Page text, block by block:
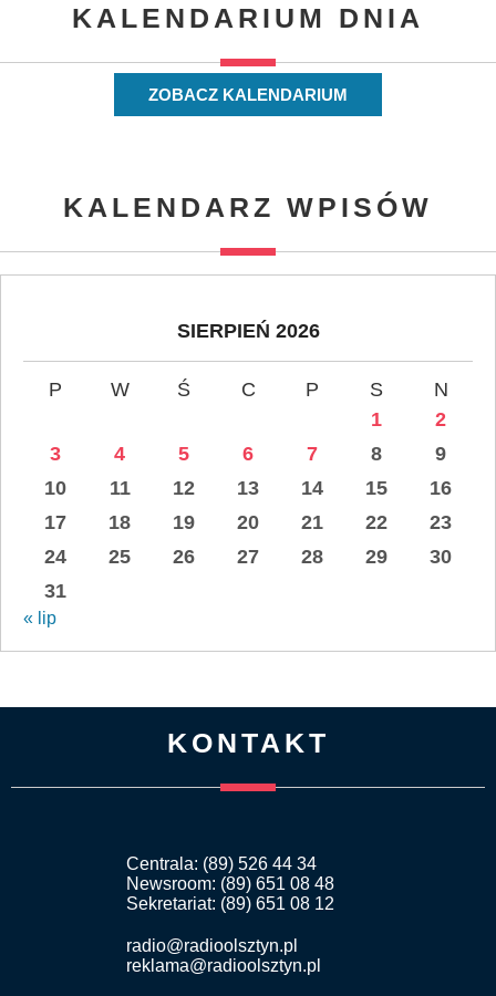
KALENDARIUM DNIA
ZOBACZ KALENDARIUM
KALENDARZ WPISÓW
SIERPIEŃ 2026
P W Ś C P S
N
1
2
3
4 5 6 7 8
9
10
11 12 13 14 15
16
17
18 19 20 21 22
23
24
25 26 27 28 29
30
31
« lip
KONTAKT
Centrala: (89) 526 44 34
Newsroom: (89) 651 08 48
Sekretariat: (89) 651 08 12
radio@radioolsztyn.pl
reklama@radioolsztyn.pl